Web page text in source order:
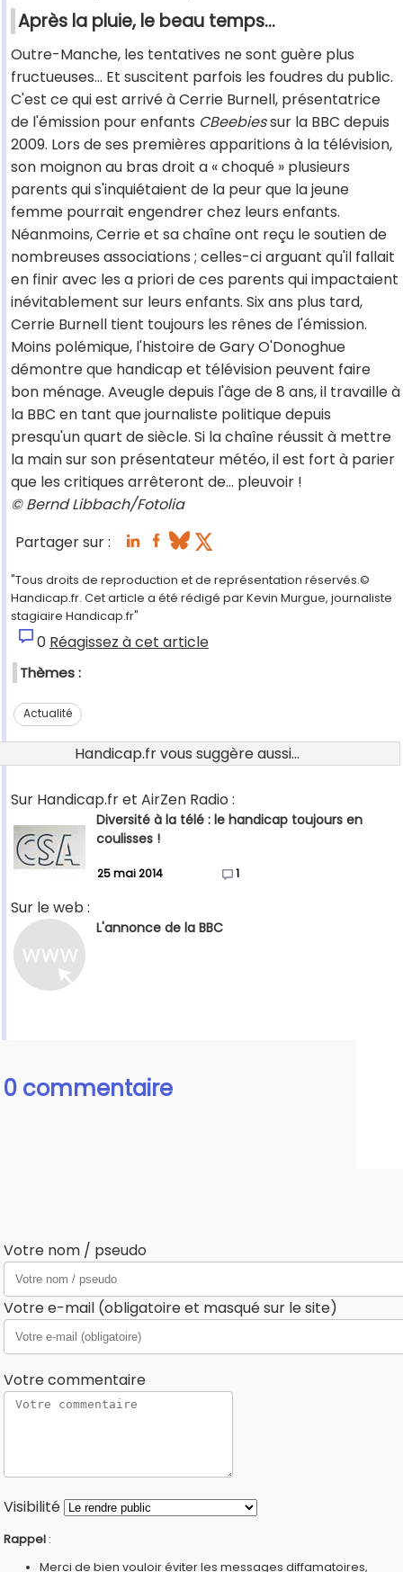
Après la pluie, le beau temps…
Outre-Manche, les tentatives ne sont guère plus
fructueuses… Et suscitent parfois les foudres du public.
C'est ce qui est arrivé à Cerrie Burnell, présentatrice
de l'émission pour enfants CBeebiessur la BBC depuis
2009. Lors de ses premières apparitions à la télévision,
son moignon au bras droit a « choqué » plusieurs
parents qui s'inquiétaient de la peur que la jeune
femme pourrait engendrer chez leurs enfants.
Néanmoins, Cerrie et sa chaîne ont reçu le soutien de
nombreuses associations ; celles-ci arguant qu'il fallait
en finir avec les a priori de ces parents qui impactaient
inévitablement sur leurs enfants. Six ans plus tard,
Cerrie Burnell tient toujours les rênes de l'émission.
Moins polémique, l'histoire de Gary O'Donoghue
démontre que handicap et télévision peuvent faire
bon ménage. Aveugle depuis l'âge de 8 ans, il travaille à
la BBC en tant que journaliste politique depuis
presqu'un quart de siècle. Si la chaîne réussit à mettre
la main sur son présentateur météo, il est fort à parier
que les critiques arrêteront de… pleuvoir !
© Bernd Libbach/Fotolia
Partager sur :
"Tous droits de reproduction et de représentation réservés.©
Handicap.fr. Cet article a été rédigé par Kevin Murgue, journaliste
stagiaire Handicap.fr"
0 Réagissez à cet article
Thèmes :
Actualité
Handicap.fr vous suggère aussi...
Sur Handicap.fr et AirZen Radio :
Diversité à la télé : le handicap toujours en
coulisses !
25 mai 2014 1
Sur le web :
L'annonce de la BBC
0 commentaire
Votre nom / pseudo
Votre e-mail (obligatoire et masqué sur le site)
Votre commentaire
Visibilité
Rappel :
Merci de bien vouloir éviter les messages diffamatoires,